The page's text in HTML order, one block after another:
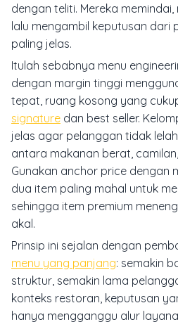
dengan teliti. Mereka
lalu mengambil keputusan dari
paling jelas.
Itulah sebabnya menu
dengan margin tinggi
tepat, ruang kosong yang
signature dan best seller.
jelas agar pelanggan tidak
antara makanan berat,
Gunakan anchor price dengan
dua item paling mahal untuk
sehingga item premium
akal.
Prinsip ini sejalan dengan
menu yang panjang: semakin
struktur, semakin lama
konteks restoran, keputusan
hanya mengganggu alur